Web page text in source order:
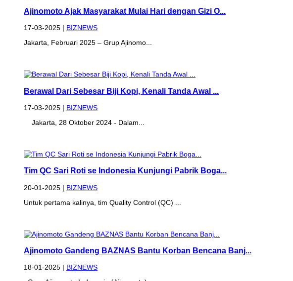
Ajinomoto Ajak Masyarakat Mulai Hari dengan Gizi O...
17-03-2025 | BIZNEWS
Jakarta, Februari 2025 – Grup Ajinomo...
Berawal Dari Sebesar Biji Kopi, Kenali Tanda Awal ...
17-03-2025 | BIZNEWS
Jakarta, 28 Oktober 2024 - Dalam...
Tim QC Sari Roti se Indonesia Kunjungi Pabrik Boga...
20-01-2025 | BIZNEWS
Untuk pertama kalinya, tim Quality Control (QC) ...
Ajinomoto Gandeng BAZNAS Bantu Korban Bencana Banj...
18-01-2025 | BIZNEWS